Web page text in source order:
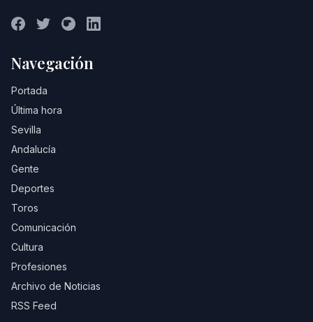
Navegación
Portada
Última hora
Sevilla
Andalucía
Gente
Deportes
Toros
Comunicación
Cultura
Profesiones
Archivo de Noticias
RSS Feed